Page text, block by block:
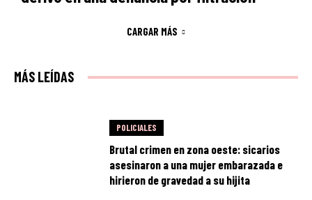
CARGAR MÁS
MÁS LEÍDAS
POLICIALES
Brutal crimen en zona oeste: sicarios
asesinaron a una mujer embarazada e
hirieron de gravedad a su hijita